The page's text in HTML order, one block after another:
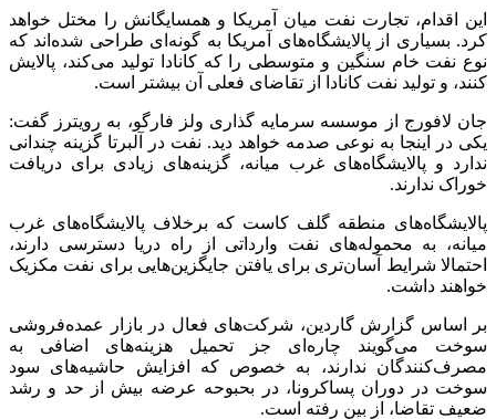
این اقدام، تجارت نفت میان آمریکا و همسایگانش را مختل خواهد
کرد. بسیاری از پالایشگاه‌های آمریکا به گونه‌ای طراحی شده‌اند که
نوع نفت خام سنگین و متوسطی را که کانادا تولید می‌کند، پالایش
کنند، و تولید نفت کانادا از تقاضای فعلی آن بیشتر است.
جان لافورج از موسسه سرمایه گذاری ولز فارگو، به رویترز گفت:
یکی در اینجا به نوعی صدمه خواهد دید. نفت در آلبرتا گزینه چندانی
ندارد و پالایشگاه‌های غرب میانه، گزینه‌های زیادی برای دریافت
خوراک ندارند.
پالایشگاه‌های منطقه گلف کاست که برخلاف پالایشگاه‌های غرب
میانه، به محموله‌های نفت وارداتی از راه دریا دسترسی دارند،
احتمالا شرایط آسان‌تری برای یافتن جایگزین‌هایی برای نفت مکزیک
خواهند داشت.
بر اساس گزارش گاردین، شرکت‌های فعال در بازار عمده‌فروشی
سوخت می‌گویند چاره‌ای جز تحمیل هزینه‌های اضافی به
مصرف‌کنندگان ندارند، به‌ خصوص که افزایش حاشیه‌های سود
سوخت در دوران پساکرونا، در بحبوحه عرضه بیش از حد و رشد
ضعیف تقاضا، از بین رفته است.